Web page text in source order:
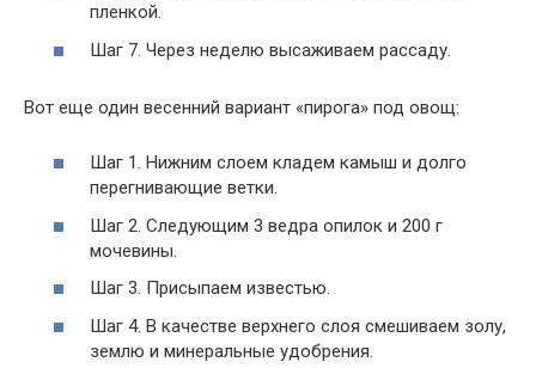
пленкой.
Шаг 7. Через неделю высаживаем рассаду.
Вот еще один весенний вариант «пирога» под овощ:
Шаг 1. Нижним слоем кладем камыш и долго
перегнивающие ветки.
Шаг 2. Следующим 3 ведра опилок и 200 г
мочевины.
Шаг 3. Присыпаем известью.
Шаг 4. В качестве верхнего слоя смешиваем золу,
землю и минеральные удобрения.